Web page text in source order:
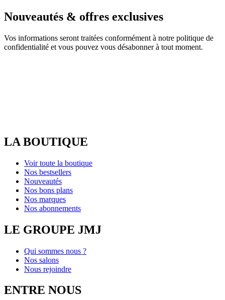
Nouveautés & offres exclusives
Vos informations seront traitées conformément à notre politique de
confidentialité et vous pouvez vous désabonner à tout moment.
LA BOUTIQUE
Voir toute la boutique
Nos bestsellers
Nouveautés
Nos bons plans
Nos marques
Nos abonnements
LE GROUPE JMJ
Qui sommes nous ?
Nos salons
Nous rejoindre
ENTRE NOUS